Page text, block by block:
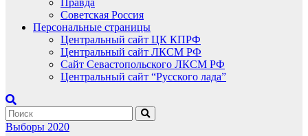
Правда
Советская Россия
Персональные страницы
Центральный сайт ЦК КПРФ
Центральный сайт ЛКСМ РФ
Сайт Севастопольского ЛКСМ РФ
Центральный сайт “Русского лада”
Выборы 2020